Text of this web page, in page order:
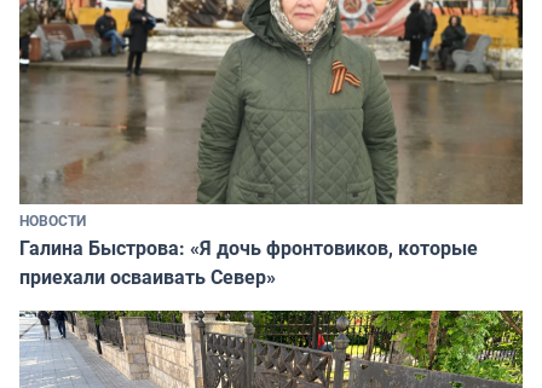
НОВОСТИ
Галина Быстрова: «Я дочь фронтовиков, которые
приехали осваивать Север»